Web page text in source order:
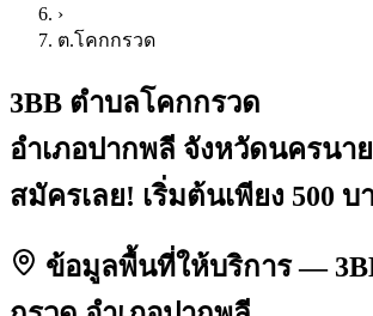
›
ต.โคกกรวด
3BB ตำบลโคกกรวด
อำเภอปากพลี จังหวัดนครนา
สมัครเลย! เริ่มต้นเพียง 500 บ
ข้อมูลพื้นที่ให้บริการ —